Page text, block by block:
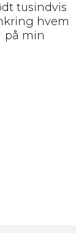
tusindvis
hvem
på min